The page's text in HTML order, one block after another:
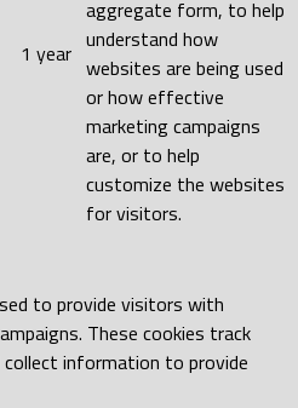
1 year
aggregate form, to help
understand how
websites are being used
or how effective
marketing campaigns
are, or to help
customize the websites
for visitors.
to provide visitors with
These cookies track
information to provide